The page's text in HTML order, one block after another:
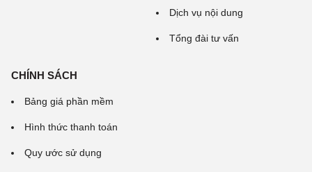
Dịch vụ nội dung
Tổng đài tư vấn
CHÍNH SÁCH
Bảng giá phần mềm
Hình thức thanh toán
Quy ước sử dụng